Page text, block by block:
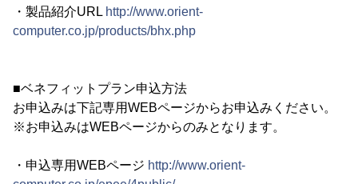
・製品紹介URL http://www.orient-
computer.co.jp/products/bhx.php
■ベネフィットプラン申込方法
お申込みは下記専用WEBページからお申込みください。
※お申込みはWEBページからのみとなります。
・申込専用WEBページ http://www.orient-